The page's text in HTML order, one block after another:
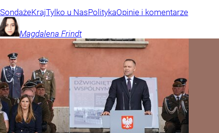
SondażeKrajTylko u NasPolitykaOpinie i komentarze
Magdalena Frindt